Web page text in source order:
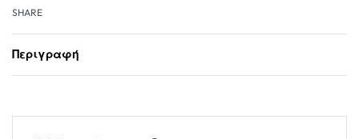
SHARE
Περιγραφή